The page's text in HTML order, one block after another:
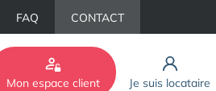
FAQ CONTACT
Mon espace client Je suis locataire